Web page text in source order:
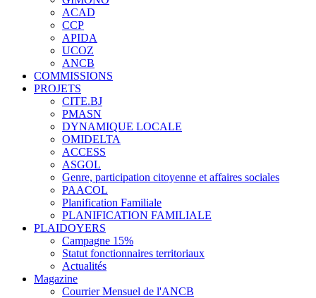
ACAD
CCP
APIDA
UCOZ
ANCB
COMMISSIONS
PROJETS
CITE.BJ
PMASN
DYNAMIQUE LOCALE
OMIDELTA
ACCESS
ASGOL
Genre, participation citoyenne et affaires sociales
PAACOL
Planification Familiale
PLANIFICATION FAMILIALE
PLAIDOYERS
Campagne 15%
Statut fonctionnaires territoriaux
Actualités
Magazine
Courrier Mensuel de l'ANCB